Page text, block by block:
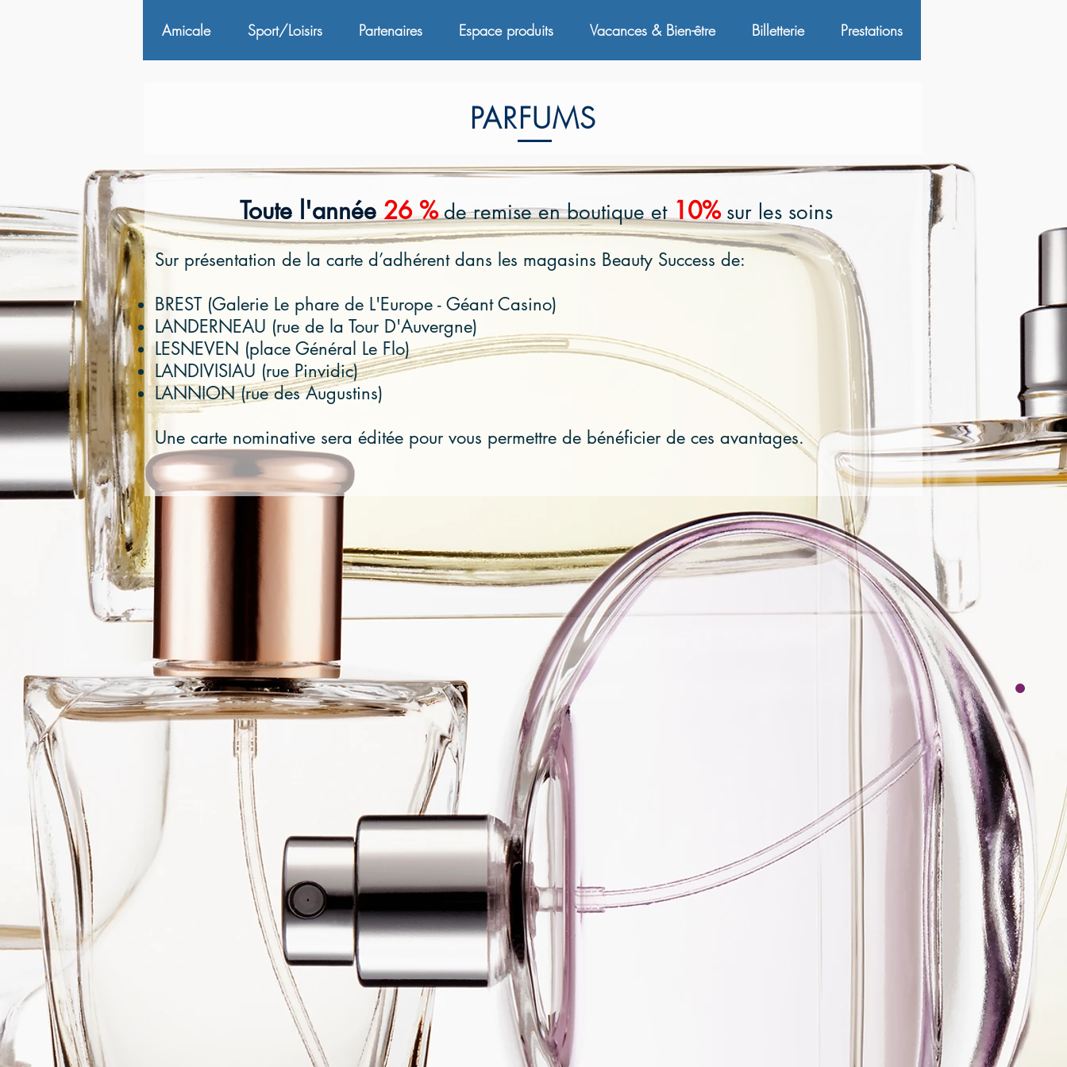
Amicale Sport/Loisirs Partenaires Espace produits Vacances & Bien-être Billetterie Prestations
PARFUMS
Toute l'année26 % de remise en boutique et10% sur les soins
Sur présentation de la carte d’adhérent dans les magasins Beauty Success de:
BREST (Galerie Le phare de L'Europe - Géant Casino)
LANDERNEAU (rue de la Tour D'Auvergne)
LESNEVEN (place Général Le Flo)
LANDIVISIAU (rue Pinvidic)
LANNION (rue des Augustins)
Une carte nominative sera éditée pour vous permettre de bénéficier de ces avantages.